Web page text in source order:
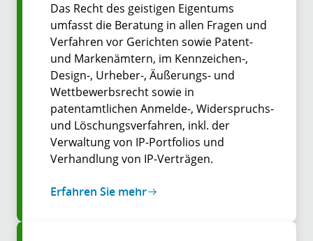
Das Recht des geistigen Eigentums
umfasst die Beratung in allen Fragen und
Verfahren vor Gerichten sowie Patent-
und Markenämtern, im Kennzeichen-,
Design-, Urheber-, Äußerungs- und
Wettbewerbsrecht sowie in
patentamtlichen Anmelde-, Widerspruchs-
und Löschungsverfahren, inkl. der
Verwaltung von IP-Portfolios und
Verhandlung von IP-Verträgen.
Erfahren Sie mehr